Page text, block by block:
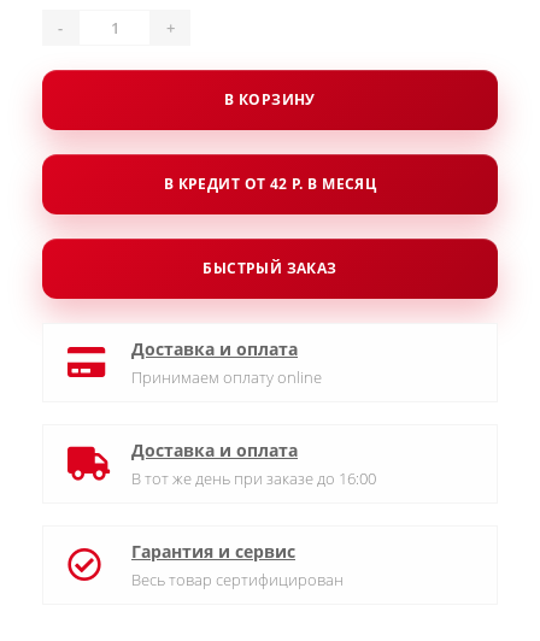
- +
В КОРЗИНУ
В КРЕДИТ ОТ 42 Р. В МЕСЯЦ
БЫСТРЫЙ ЗАКАЗ
Доставка и оплата
Принимаем оплату online
Доставка и оплата
В тот же день при заказе до 16:00
Гарантия и сервис
Весь товар сертифицирован